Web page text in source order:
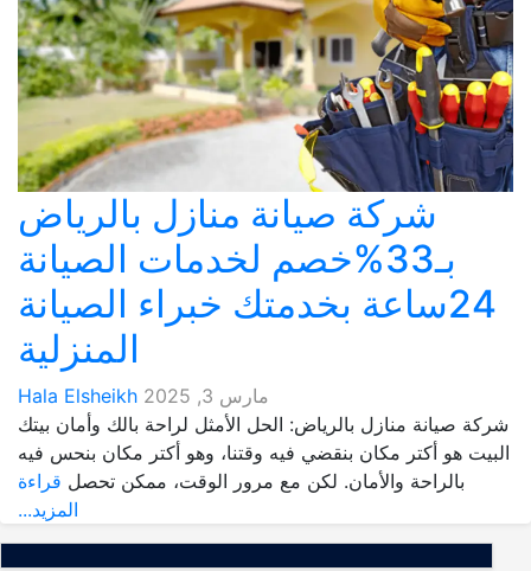
شركة صيانة منازل بالرياض
بـ33%خصم لخدمات الصيانة
24ساعة بخدمتك خبراء الصيانة
المنزلية
مارس 3, 2025
Hala Elsheikh
شركة صيانة منازل بالرياض: الحل الأمثل لراحة بالك وأمان بيتك
البيت هو أكتر مكان بنقضي فيه وقتنا، وهو أكتر مكان بنحس فيه
بالراحة والأمان. لكن مع مرور الوقت، ممكن تحصل قراءة
المزيد...